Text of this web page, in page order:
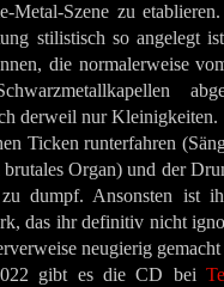
Metal-Szene zu
stilistisch so angelegt
die normalerweise
derweil nur
Ticken runterfahren
brutales Organ) und der
dumpf. Ansonsten ist
das ihr definitiv nicht
neugierig
gibt es die CD bei